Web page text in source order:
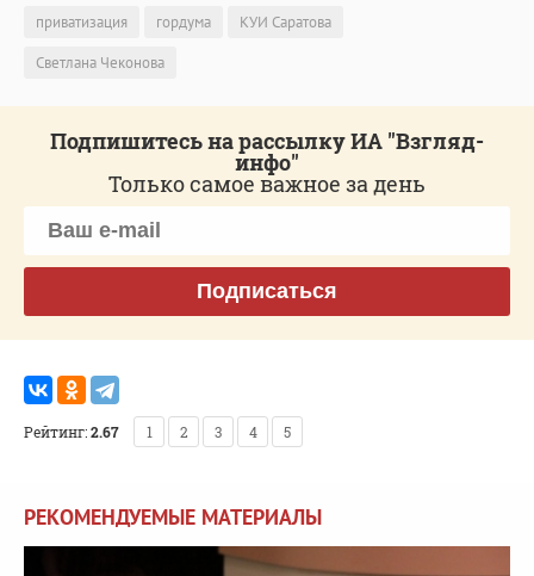
приватизация
гордума
КУИ Саратова
Светлана Чеконова
Подпишитесь на рассылку ИА "Взгляд-
инфо"
Только самое важное за день
Подписаться
Рейтинг:2.67 1 2 3 4 5
РЕКОМЕНДУЕМЫЕ МАТЕРИАЛЫ